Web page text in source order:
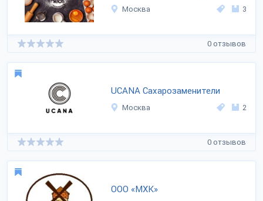
Москва 3
0 отзывов
UCANA Cахарозаменители
Москва 2
0 отзывов
ООО «МХК»